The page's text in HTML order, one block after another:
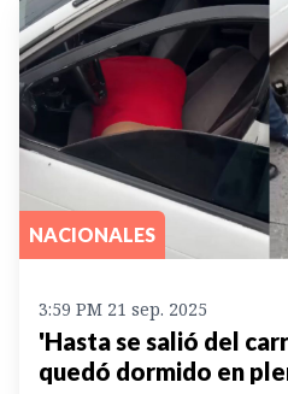
NACIONALES
3:59 PM 21 sep. 2025
'Hasta se salió del
quedó dormido en